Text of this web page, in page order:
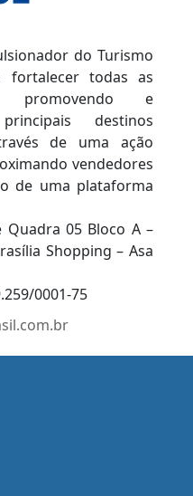
do Turismo
fortalecer todas as
e
destinos
de uma ação
vendedores
de uma plataforma
05 Bloco A –
Shopping – Asa
0001-75